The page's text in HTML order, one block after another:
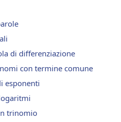
di differenziazione
con termine comune
esponenti
trinomio